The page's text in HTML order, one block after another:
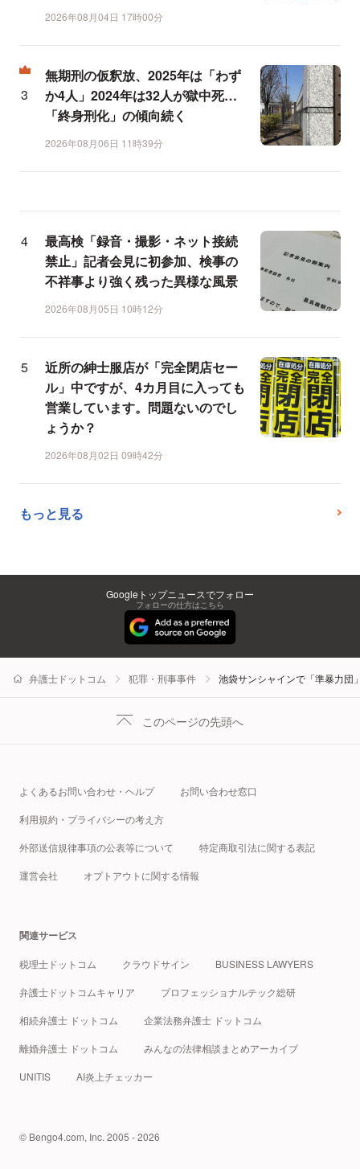
2026年08月04日 17時00分
無期刑の仮釈放、2025年は「わず
か4人」2024年は32人が獄中死…
「終身刑化」の傾向続く
2026年08月06日 11時39分
最高検「録音・撮影・ネット接続
禁止」記者会見に初参加、検事の
不祥事より強く残った異様な風景
2026年08月05日 10時12分
近所の紳士服店が「完全閉店セー
ル」中ですが、4カ月目に入っても
営業しています。問題ないのでし
ょうか？
2026年08月02日 09時42分
もっと見る
Googleトップニュースでフォロー
フォローの仕方はこちら
弁護士ドットコム 犯罪・刑事事件 池袋サンシャインで「準暴力
このページの先頭へ
よくあるお問い合わせ・ヘルプ お問い合わせ窓口
利用規約・プライバシーの考え方
外部送信規律事項の公表等について 特定商取引法に関する表記
運営会社 オプトアウトに関する情報
関連サービス
税理士ドットコム クラウドサイン BUSINESS LAWYERS
弁護士ドットコムキャリア プロフェッショナルテック総研
相続弁護士 ドットコム 企業法務弁護士 ドットコム
離婚弁護士 ドットコム みんなの法律相談まとめアーカイブ
UNITIS AI炎上チェッカー
© Bengo4.com, Inc. 2005 - 2026